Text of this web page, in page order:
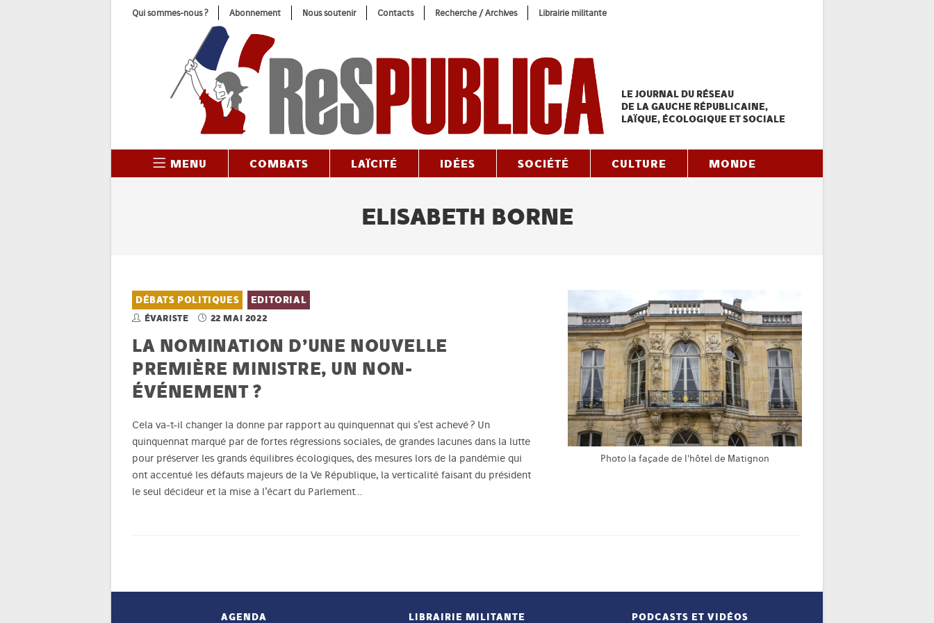
Qui sommes-nous ? Abonnement Nous soutenir Contacts Recherche / Archives Librairie militante
LE JOURNAL DU RÉSEAU
DE LA GAUCHE RÉPUBLICAINE,
LAÏQUE, ÉCOLOGIQUE ET SOCIALE
MENU COMBATS LAÏCITÉ IDÉES SOCIÉTÉ CULTURE MONDE
ELISABETH BORNE
DÉBATS POLITIQUES EDITORIAL
ÉVARISTE 22 MAI 2022
LA NOMINATION D’UNE NOUVELLE
PREMIÈRE MINISTRE, UN NON-
ÉVÉNEMENT ?
Cela va-t-il changer la donne par rapport au quinquennat qui s’est achevé ? Un
quinquennat marqué par de fortes régressions sociales, de grandes lacunes dans la lutte
pour préserver les grands équilibres écologiques, des mesures lors de la pandémie qui
ont accentué les défauts majeurs de la Ve République, la verticalité faisant du président
le seul décideur et la mise à l’écart du Parlement…
Photo la façade de l'hôtel de Matignon
AGENDA LIBRAIRIE MILITANTE PODCASTS ET VIDÉOS